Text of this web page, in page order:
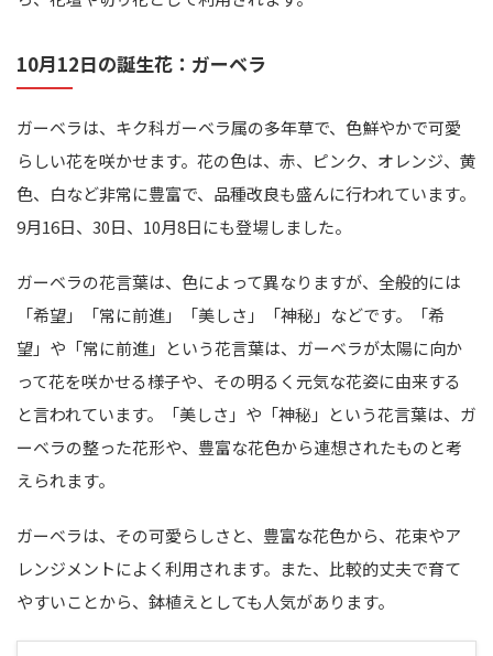
10月12日の誕生花：ガーベラ
ガーベラは、キク科ガーベラ属の多年草で、色鮮やかで可愛
らしい花を咲かせます。花の色は、赤、ピンク、オレンジ、黄
色、白など非常に豊富で、品種改良も盛んに行われています。
9月16日、30日、10月8日にも登場しました。
ガーベラの花言葉は、色によって異なりますが、全般的には
「希望」「常に前進」「美しさ」「神秘」などです。「希
望」や「常に前進」という花言葉は、ガーベラが太陽に向か
って花を咲かせる様子や、その明るく元気な花姿に由来する
と言われています。「美しさ」や「神秘」という花言葉は、ガ
ーベラの整った花形や、豊富な花色から連想されたものと考
えられます。
ガーベラは、その可愛らしさと、豊富な花色から、花束やア
レンジメントによく利用されます。また、比較的丈夫で育て
やすいことから、鉢植えとしても人気があります。